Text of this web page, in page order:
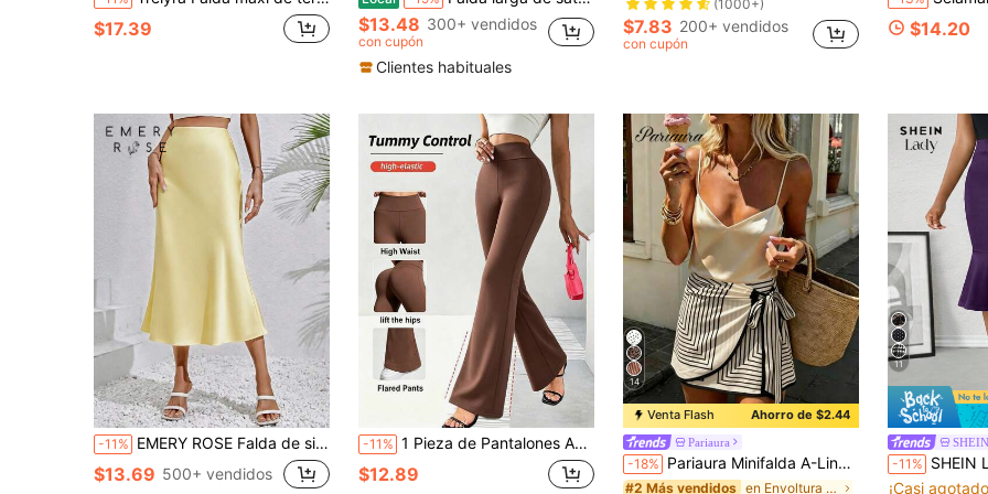
$17.39 $13.48 300+ vendidos
con cupón
Clientes habituales
(1000+)
$7.83 200+ vendidos
con cupón
$14.20
-11% EMERY ROSE Falda de sirena de cintura alta de satén
$13.69 500+ vendidos
-11% 1 Pieza de Pantalones Acampanados de Cintura Alta para Mujer - Pantalones de Cintura Alta talla grande Estilizados para Estilizar las Caderas, Nuevo Estilo de Primavera y Verano
$12.89
14
Venta Flash Ahorro de $2.44
Pariaura
-18% Pariaura Minifalda A-Line de lunares marrones con cintura ceñida/Falda casual/de trabajo con cintura ceñida
#2 Más vendidos en Envoltura Faldas De Mujer
11
-11% SHEIN Lady Falda midi
¡Casi